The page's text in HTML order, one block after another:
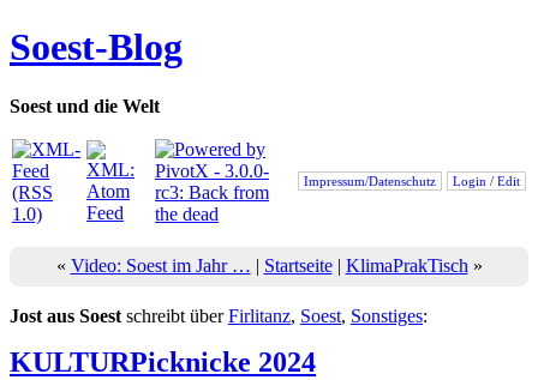
Soest-Blog
Soest und die Welt
Impressum/Datenschutz Login / Edit
« Video: Soest im Jahr … | Startseite| KlimaPrakTisch »
Jost aus Soest schreibt überFirlitanz, Soest, Sonstiges:
KULTURPicknicke 2024